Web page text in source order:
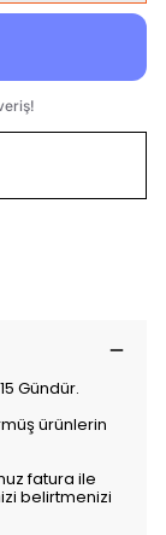
Gündür.
ürünlerin
fatura ile
belirtmenizi